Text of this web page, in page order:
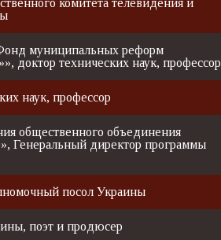
муниципальных реформ
доктор технических наук, профессор
наук, профессор
общественного объединения
Генеральный директор программы
посол Украины
поэт и продюсер